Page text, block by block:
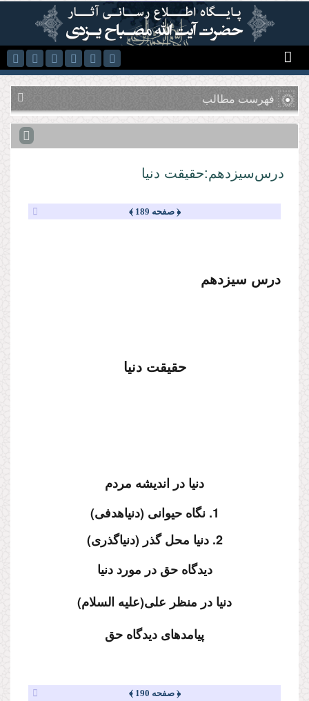
رفتن به محتوای اصلی
فهرست مطالب
درس‌سیزدهم:حقیقت دنیا
﴿ صفحه 189 ﴾
درس سیزدهم
حقیقت دنیا
دنیا در اندیشه مردم
1. نگاه حیوانى (دنیاهدفى)
2. دنیا محل گذر (دنیاگذرى)
دیدگاه حق در مورد دنیا
دنیا در منظر على(علیه السلام)
پیامدهاى دیدگاه حق
﴿ صفحه 190 ﴾